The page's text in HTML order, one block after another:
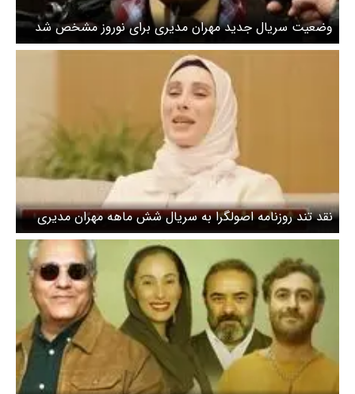
وضعیت سریال جدید مهران مدیری برای نوروز مشخص شد
نقد تند روزنامه اصولگرا به سریال شش ماهه مهران مدیری